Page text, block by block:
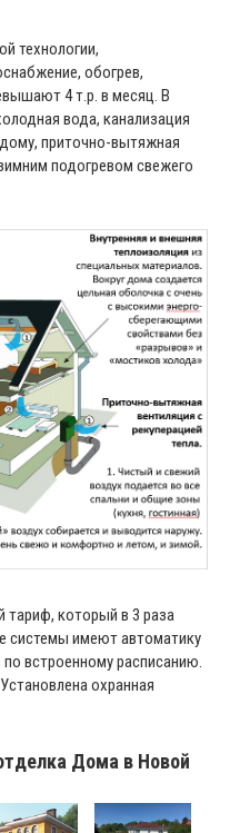
технологии,
обогрев,
4 т.р. в месяц. В
вода, канализация
приточно-вытяжная
подогревом свежего
тариф, который в 3 раза
системы имеют автоматику
встроенному расписанию.
охранная
Дома в Новой